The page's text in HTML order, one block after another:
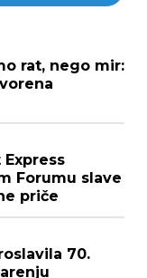
rat, nego mir:
Forumu slave
priče
70.